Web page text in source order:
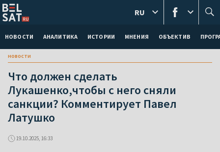
НОВОСТИ АНАЛИТИКА ИСТОРИИ МНЕНИЯ ОБЪЕКТИВ
RU
новости
Что должен сделать
Лукашенко,чтобы с него сняли
санкции? Комментирует Павел
Латушко
19.10.2025, 16:33